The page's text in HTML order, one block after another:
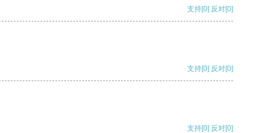
支持[0] 反对[0]
支持[0] 反对[0]
支持[0] 反对[0]